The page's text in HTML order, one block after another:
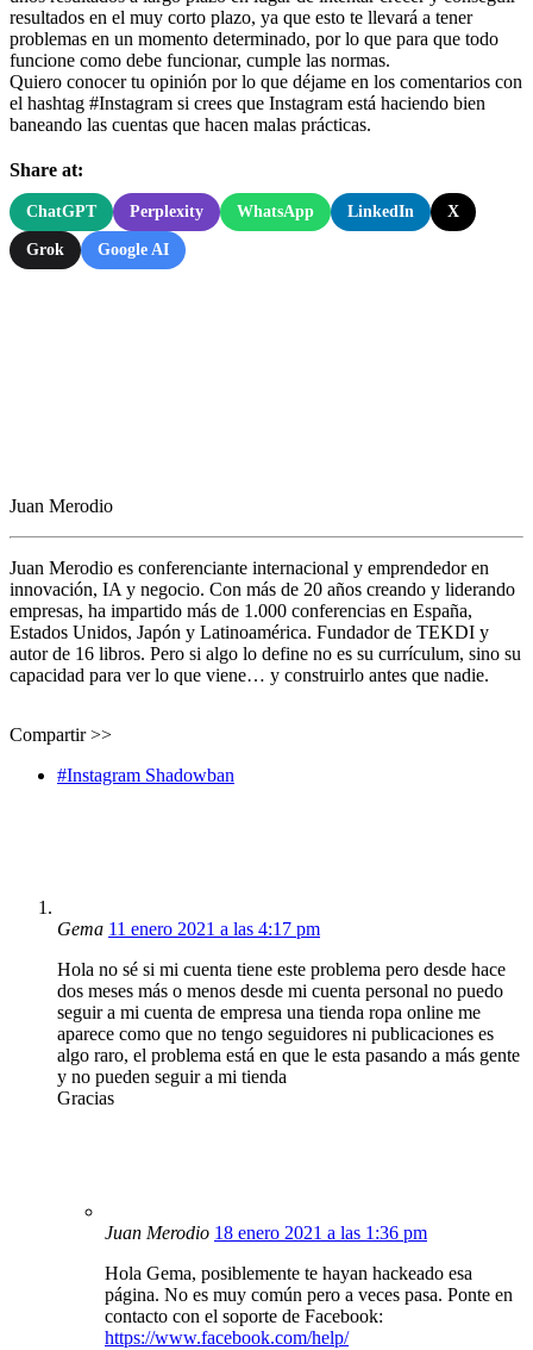
resultados en el muy corto plazo, ya que esto te llevará a tener
problemas en un momento determinado, por lo que para que todo
funcione como debe funcionar, cumple las normas.
Quiero conocer tu opinión por lo que déjame en los comentarios con
el hashtag #Instagram si crees que Instagram está haciendo bien
baneando las cuentas que hacen malas prácticas.
Share at:
ChatGPT Perplexity WhatsApp LinkedIn X
Grok Google AI
Juan Merodio
Juan Merodio es conferenciante internacional y emprendedor en
innovación, IA y negocio. Con más de 20 años creando y liderando
empresas, ha impartido más de 1.000 conferencias en España,
Estados Unidos, Japón y Latinoamérica. Fundador de TEKDI y
autor de 16 libros. Pero si algo lo define no es su currículum, sino su
capacidad para ver lo que viene… y construirlo antes que nadie.
Compartir >>
#Instagram Shadowban
Gema 11 enero 2021 a las 4:17 pm
Hola no sé si mi cuenta tiene este problema pero desde hace
dos meses más o menos desde mi cuenta personal no puedo
seguir a mi cuenta de empresa una tienda ropa online me
aparece como que no tengo seguidores ni publicaciones es
algo raro, el problema está en que le esta pasando a más gente
y no pueden seguir a mi tienda
Gracias
Juan Merodio 18 enero 2021 a las 1:36 pm
Hola Gema, posiblemente te hayan hackeado esa
página. No es muy común pero a veces pasa. Ponte en
contacto con el soporte de Facebook:
https://www.facebook.com/help/